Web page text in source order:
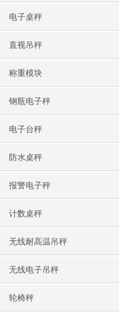
电子桌秤
直视吊秤
称重模块
钢瓶电子秤
电子台秤
防水桌秤
报警电子秤
计数桌秤
无线耐高温吊秤
无线电子吊秤
轮椅秤